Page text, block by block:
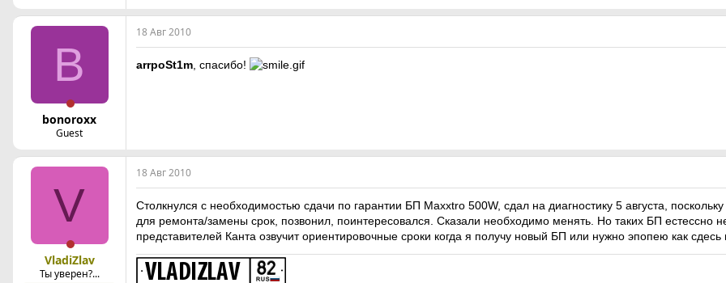
B
bonoroxx
Guest
18 Авг 2010
arrpoSt1m , спасибо!
V
VladiZlav
Ты уверен?...
18 Авг 2010
Столкнулся с необходимостью сдачи по гарантии БП Maxxtro 500W, сдал на диагностику 5 августа,
для ремонта/замены срок, позвонил, поинтересовался. Сказали необходимо менять. Но таких БП естессно
представителей Канта озвучит ориентировочные сроки когда я получу новый БП или нужно эпопею как сдесь